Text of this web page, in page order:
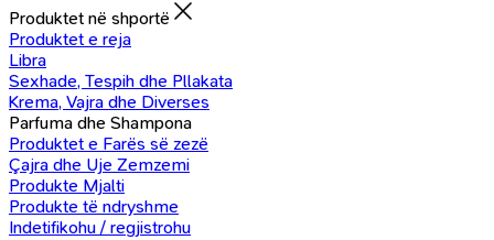
Produktet në shportë
Produktet e reja
Libra
Sexhade, Tespih dhe Pllakata
Krema, Vajra dhe Diverses
Parfuma dhe Shampona
Produktet e Farës së zezë
Çajra dhe Uje Zemzemi
Produkte Mjalti
Produkte të ndryshme
Indetifikohu / regjistrohu